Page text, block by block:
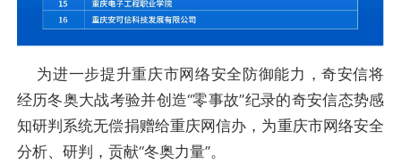
为进一步提升重庆市网络安全防御能力，奇安信将
经历冬奥大战考验并创造“零事故”纪录的奇安信态势感
知研判系统无偿捐赠给重庆网信办，为重庆市网络安全
分析、研判，贡献“冬奥力量”。